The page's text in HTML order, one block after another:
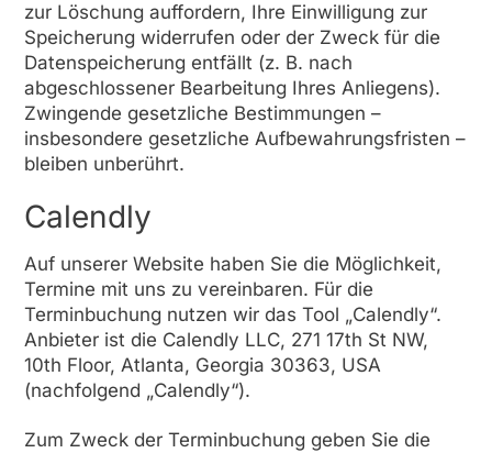
zur Löschung auffordern, Ihre Einwilligung zur
Speicherung widerrufen oder der Zweck für die
Datenspeicherung entfällt (z. B. nach
abgeschlossener Bearbeitung Ihres Anliegens).
Zwingende gesetzliche Bestimmungen –
insbesondere gesetzliche Aufbewahrungsfristen –
bleiben unberührt.
Calendly
Auf unserer Website haben Sie die Möglichkeit,
Termine mit uns zu vereinbaren. Für die
Terminbuchung nutzen wir das Tool „Calendly“.
Anbieter ist die Calendly LLC, 271 17th St NW,
10th Floor, Atlanta, Georgia 30363, USA
(nachfolgend „Calendly“).
Zum Zweck der Terminbuchung geben Sie die